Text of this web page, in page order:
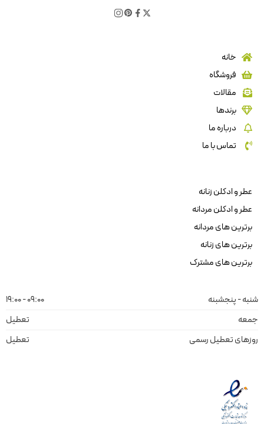
خانه
فروشگاه
مقالات
برندها
درباره ما
تماس با ما
عطر و ادکلن زنانه
عطر و ادکلن مردانه
برترین های مردانه
برترین های زنانه
برترین های مشترک
شنبه - پنجشبنه
09:00 - 19:00
جمعه
تعطیل
روزهای تعطیل رسمی
تعطیل